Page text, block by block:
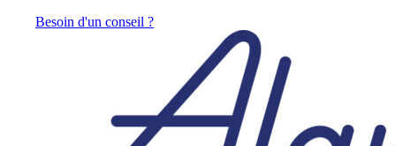
Besoin d'un conseil ?